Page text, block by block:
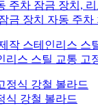
금 장치 자동 주차
리스 스틸 교통 고
식 강철 볼라드